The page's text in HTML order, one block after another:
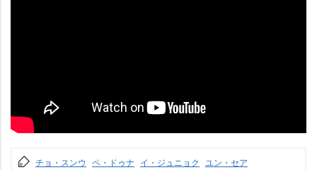
チョ・スンウ ペ・ドゥナ イ・ジュニョク
ユン・セア